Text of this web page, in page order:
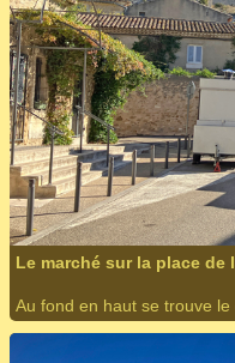
Le marché sur la place
Au fond en haut se trouve le